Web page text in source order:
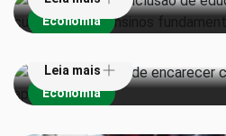
Economia
Economia
aponta estudo
Leia mais